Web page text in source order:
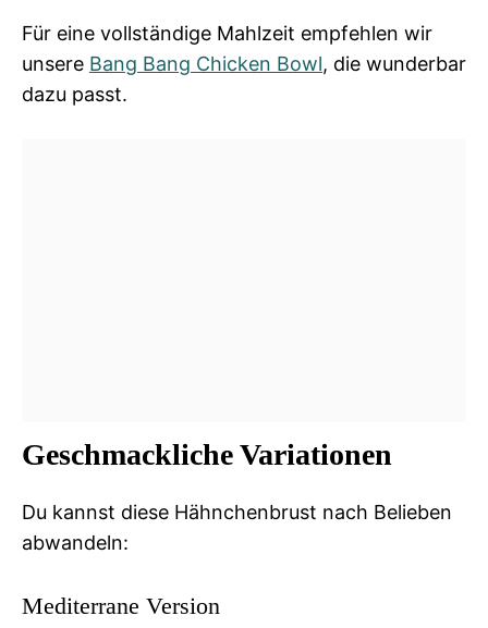
Für eine vollständige Mahlzeit empfehlen wir
unsere Bang Bang Chicken Bowl, die wunderbar
dazu passt.
Geschmackliche Variationen
Du kannst diese Hähnchenbrust nach Belieben
abwandeln:
Mediterrane Version